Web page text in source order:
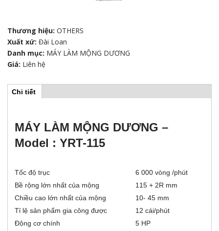
Thương hiệu: OTHERS
Xuất xứ: Đài Loan
Danh mục: MÁY LÀM MỘNG DƯƠNG
Giá: Liên hệ
o
o
n
Chi tiết
h
o
ạ
t
n
)
MÁY LÀM MỘNG DƯƠNG –
Model : YRT-115
Tốc độ trục
6 000 vòng /phút
Bề rộng lớn nhất của mộng
115 + 2R mm
Chiều cao lớn nhất của mộng
10- 45 mm
Tỉ lệ sản phẩm gia công được
12 cái/phút
Động cơ chính
5 HP